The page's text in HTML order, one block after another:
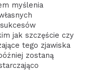
myślenia
jak szczęście czy
tego zjawiska
zostaną